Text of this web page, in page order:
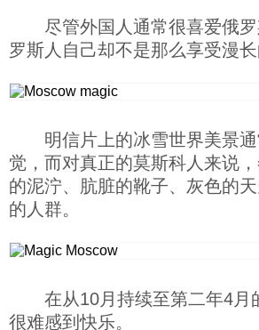
经济
科技
社会
文化
历史
体育
尽管外国人通常很喜爱俄
罗斯人自己却不是那么享受漫长
明信片上的冰雪世界美景
觉，而对真正的莫斯科人来说
的泥泞、肮脏的靴子、灰色的
的人群。
在从10月持续至第二年4月
很难感到快乐。